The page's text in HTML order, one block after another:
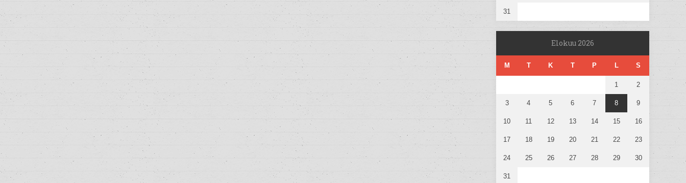
31
Elokuu 2026
M T K T P L S
1 2
3 4 5 6 7 8 9
10 11 12 13 14 15 16
17 18 19 20 21 22 23
24 25 26 27 28 29 30
31